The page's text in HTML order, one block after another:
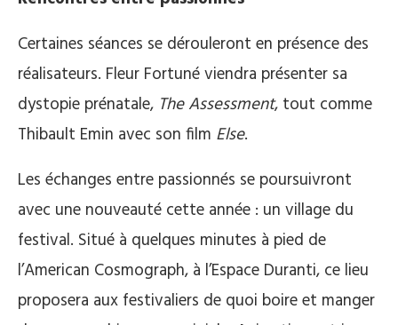
Certaines séances se dérouleront en présence des
réalisateurs. Fleur Fortuné viendra présenter sa
dystopie prénatale, The Assessment, tout comme
Thibault Emin avec son film Else.
Les échanges entre passionnés se poursuivront
avec une nouveauté cette année : un village du
festival. Situé à quelques minutes à pied de
l’American Cosmograph, à l’Espace Duranti, ce lieu
proposera aux festivaliers de quoi boire et manger